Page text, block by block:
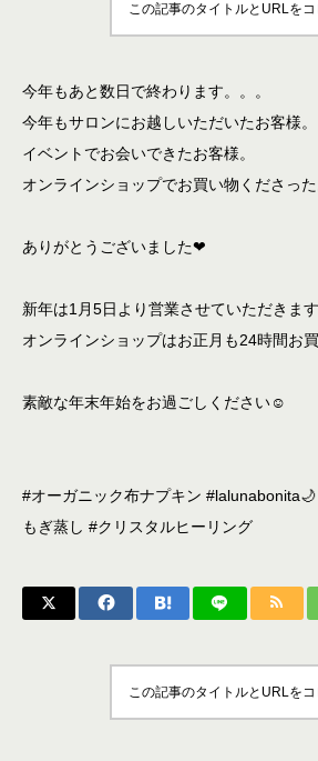
この記事のタイトルとURLを
今年もあと数日で終わります。。。
今年もサロンにお越しいただいたお客様。
イベントでお会いできたお客様。
オンラインショップでお買い物くださった
ありがとうございました❤
新年は1月5日より営業させていただきます
オンラインショップはお正月も24時間お
素敵な年末年始をお過ごしください☺
#オーガニック布ナプキン
もぎ蒸し #クリスタルヒーリング
この記事のタイトルとURLを